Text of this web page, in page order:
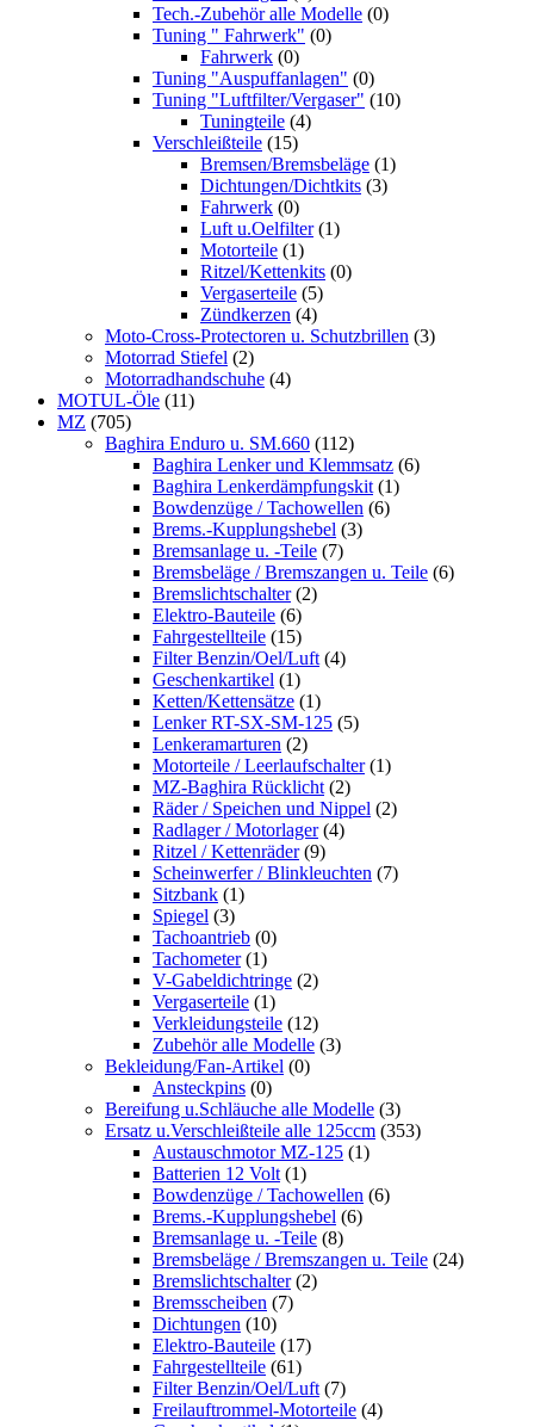
Tech.-Zubehör alle Modelle (0)
Tuning " Fahrwerk" (0)
Fahrwerk (0)
Tuning "Auspuffanlagen" (0)
Tuning "Luftfilter/Vergaser" (10)
Tuningteile (4)
Verschleißteile (15)
Bremsen/Bremsbeläge (1)
Dichtungen/Dichtkits (3)
Fahrwerk (0)
Luft u.Oelfilter (1)
Motorteile (1)
Ritzel/Kettenkits (0)
Vergaserteile (5)
Zündkerzen (4)
Moto-Cross-Protectoren u. Schutzbrillen (3)
Motorrad Stiefel (2)
Motorradhandschuhe (4)
MOTUL-Öle (11)
MZ (705)
Baghira Enduro u. SM.660 (112)
Baghira Lenker und Klemmsatz (6)
Baghira Lenkerdämpfungskit (1)
Bowdenzüge / Tachowellen (6)
Brems.-Kupplungshebel (3)
Bremsanlage u. -Teile (7)
Bremsbeläge / Bremszangen u. Teile (6)
Bremslichtschalter (2)
Elektro-Bauteile (6)
Fahrgestellteile (15)
Filter Benzin/Oel/Luft (4)
Geschenkartikel (1)
Ketten/Kettensätze (1)
Lenker RT-SX-SM-125 (5)
Lenkeramarturen (2)
Motorteile / Leerlaufschalter (1)
MZ-Baghira Rücklicht (2)
Räder / Speichen und Nippel (2)
Radlager / Motorlager (4)
Ritzel / Kettenräder (9)
Scheinwerfer / Blinkleuchten (7)
Sitzbank (1)
Spiegel (3)
Tachoantrieb (0)
Tachometer (1)
V-Gabeldichtringe (2)
Vergaserteile (1)
Verkleidungsteile (12)
Zubehör alle Modelle (3)
Bekleidung/Fan-Artikel (0)
Ansteckpins (0)
Bereifung u.Schläuche alle Modelle (3)
Ersatz u.Verschleißteile alle 125ccm (353)
Austauschmotor MZ-125 (1)
Batterien 12 Volt (1)
Bowdenzüge / Tachowellen (6)
Brems.-Kupplungshebel (6)
Bremsanlage u. -Teile (8)
Bremsbeläge / Bremszangen u. Teile (24)
Bremslichtschalter (2)
Bremsscheiben (7)
Dichtungen (10)
Elektro-Bauteile (17)
Fahrgestellteile (61)
Filter Benzin/Oel/Luft (7)
Freilauftrommel-Motorteile (4)